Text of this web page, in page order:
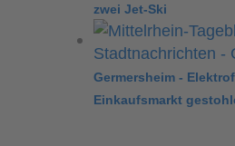
zwei Jet-Ski
Germersheim -
Einkaufsmarkt